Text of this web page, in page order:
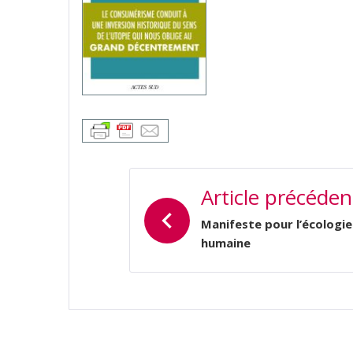
DE
L’ARTICLE
Article
Manifeste pour l’écologie
humaine